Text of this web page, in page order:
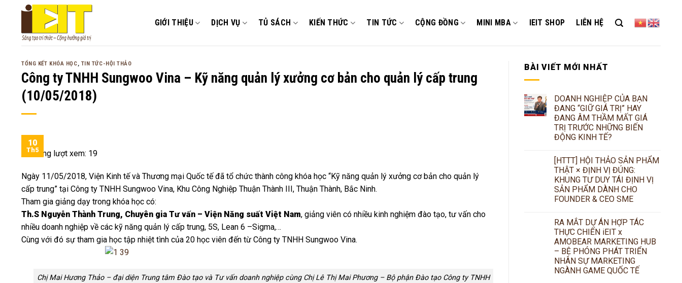
GIỚI THIỆU DỊCH VỤ TỦ SÁCH KIẾN THỨC TIN TỨC CỘNG ĐỒNG MINI MBA IEIT SHOP LIÊN HỆ
TỔNG KẾT KHÓA HỌC, TIN TỨC-HỘI THẢO
Công ty TNHH Sungwoo Vina – Kỹ năng quản lý xưởng cơ bản cho quản lý cấp trung
(10/05/2018)
10
Th5Tổng lượt xem: 19
Ngày 11/05/2018, Viện Kinh tế và Thương mại Quốc tế đã tổ chức thành công khóa học “Kỹ năng quản lý xưởng cơ bản cho quản lý
cấp trung” tại Công ty TNHH Sungwoo Vina, Khu Công Nghiệp Thuận Thành III, Thuận Thành, Bắc Ninh.
Tham gia giảng dạy trong khóa học có:
Th.S Nguyễn Thành Trung, Chuyên gia Tư vấn – Viện Năng suất Việt Nam, giảng viên có nhiều kinh nghiệm đào tạo, tư vấn cho
nhiều doanh nghiệp về các kỹ năng quản lý cấp trung, 5S, Lean 6 –Sigma,…
Cùng với đó sự tham gia học tập nhiệt tình của 20 học viên đến từ Công ty TNHH Sungwoo Vina.
Chị Mai Hương Thảo – đại diện Trung tâm Đào tạo và Tư vấn doanh nghiệp cùng Chị Lê Thị Mai Phương – Bộ phận Đào tạo Công ty TNHH
BÀI VIẾT MỚI NHẤT
DOANH NGHIỆP CỦA BẠN
ĐANG “GIỮ GIÁ TRỊ” HAY
ĐANG ÂM THẦM MẤT GIÁ
TRỊ TRƯỚC NHỮNG BIẾN
ĐỘNG KINH TẾ?
[HTTT] HỘI THẢO SẢN PHẨM
THẬT × ĐỊNH VỊ ĐÚNG:
KHUNG TƯ DUY TÁI ĐỊNH VỊ
SẢN PHẨM DÀNH CHO
FOUNDER & CEO SME
RA MẮT DỰ ÁN HỢP TÁC
THỰC CHIẾN iEIT x
AMOBEAR MARKETING HUB
– BỆ PHÓNG PHÁT TRIỂN
NHÂN SỰ MARKETING
NGÀNH GAME QUỐC TẾ